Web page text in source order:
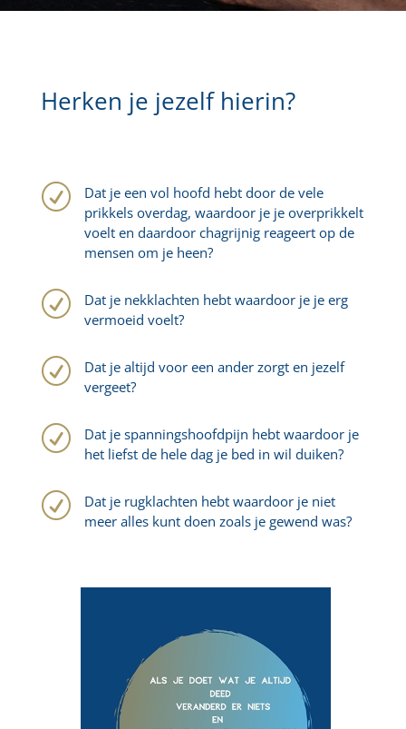
Herken je jezelf hierin?
R
Dat je een vol hoofd hebt door de vele
prikkels overdag, waardoor je je overprikkelt
voelt en daardoor chagrijnig reageert op de
mensen om je heen?
R
Dat je nekklachten hebt waardoor je je erg
vermoeid voelt?
R
Dat je altijd voor een ander zorgt en jezelf
vergeet?
R
Dat je spanningshoofdpijn hebt waardoor je
het liefst de hele dag je bed in wil duiken?
R
Dat je rugklachten hebt waardoor je niet
meer alles kunt doen zoals je gewend was?